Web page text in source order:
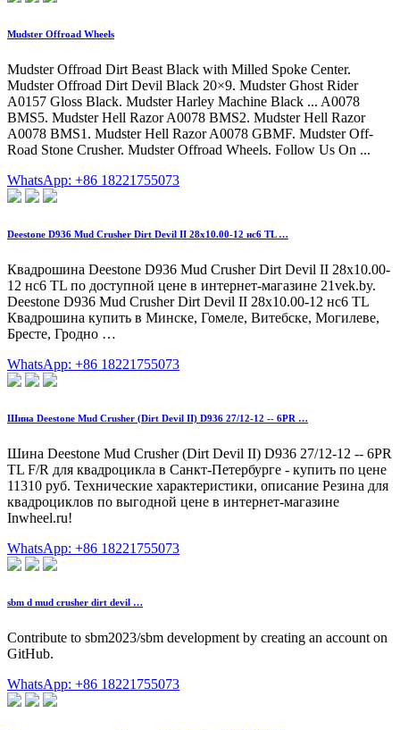
Mudster Offroad Wheels
Mudster Offroad Dirt Beast Black with Milled Spoke Center.
Mudster Offroad Dirt Devil Black 20×9. Mudster Ghost Rider
A0157 Gloss Black. Mudster Harley Machine Black ... A0078
BMS5. Mudster Hell Razor A0078 BMS2. Mudster Hell Razor
A0078 BMS1. Mudster Hell Razor A0078 GBMF. Mudster Off-
Road Stone Crusher. Mudster Offroad Wheels. Follow Us On ...
WhatsApp: +86 18221755073
Deestone D936 Mud Crusher Dirt Devil II 28x10.00-12 нс6 TL …
Квадрошина Deestone D936 Mud Crusher Dirt Devil II 28x10.00-
12 нс6 TL по доступной цене в интернет-магазине 21vek.by.
Deestone D936 Mud Crusher Dirt Devil II 28x10.00-12 нс6 TL
Квадрошина купить в Минске, Гомеле, Витебске, Могилеве,
Бресте, Гродно …
WhatsApp: +86 18221755073
Шина Deestone Mud Crusher (Dirt Devil II) D936 27/12-12 -- 6PR …
Шина Deestone Mud Crusher (Dirt Devil II) D936 27/12-12 -- 6PR
TL F/R для квадроцикла в Санкт-Петербурге - купить по цене
11310 руб. ️Технические характеристики, описание ️Резина для
квадроциклов по выгодной цене в интернет-магазине
Inwheel.ru!
WhatsApp: +86 18221755073
sbm d mud crusher dirt devil …
Contribute to sbm2023/sbm development by creating an account on
GitHub.
WhatsApp: +86 18221755073